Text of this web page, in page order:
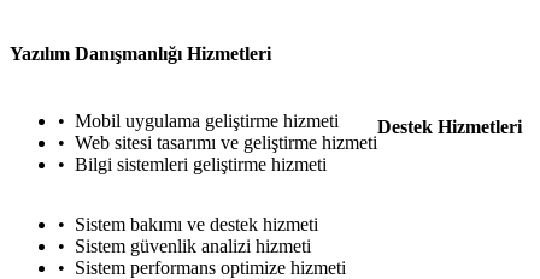
Yazılım Danışmanlığı Hizmetleri
Mobil uygulama geliştirme hizmeti
Web sitesi tasarımı ve geliştirme hizmeti
Bilgi sistemleri geliştirme hizmeti
Destek Hizmetleri
Sistem bakımı ve destek hizmeti
Sistem güvenlik analizi hizmeti
Sistem performans optimize hizmeti